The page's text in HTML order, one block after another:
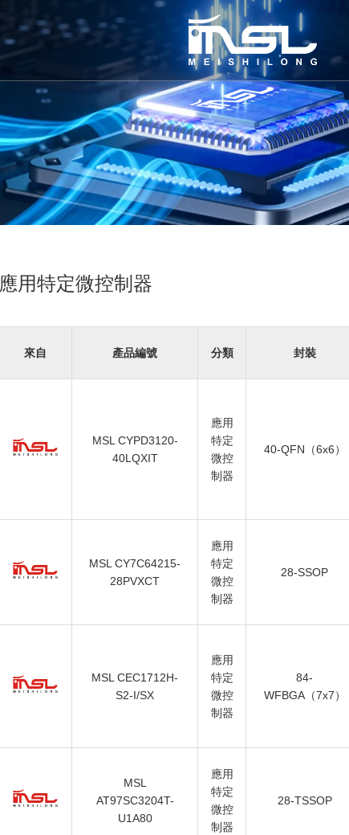
應用特定微控制器
來自 產品編號 分類 封裝
MSL CYPD3120-
40LQXIT
應用
特定
微控
制器
40-QFN（6x6）
MSL CY7C64215-
28PVXCT
應用
特定
微控
制器
28-SSOP
MSL CEC1712H-
S2-I/SX
應用
特定
微控
制器
84-
WFBGA（7x7）
MSL
AT97SC3204T-
U1A80
應用
特定
微控
制器
28-TSSOP